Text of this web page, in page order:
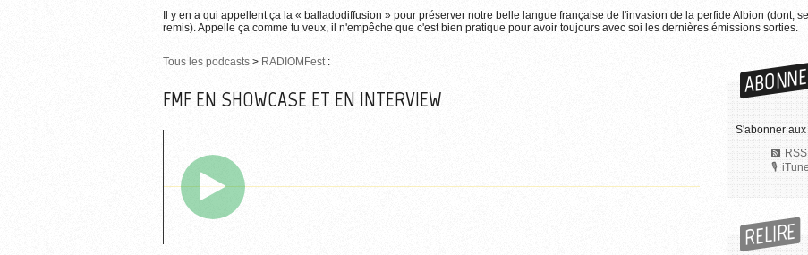
Il y en a qui appellent ça la « balladodiffusion » pour préserver notre belle langue française de l'invasion de la perfide Albion (dont,
remis). Appelle ça comme tu veux, il n'empêche que c'est bien pratique pour avoir toujours avec soi les dernières émissions sorties.
Tous les podcasts > RADIOMFest:
FMF EN SHOWCASE ET EN INTERVIEW
S'abonner
RELIRE